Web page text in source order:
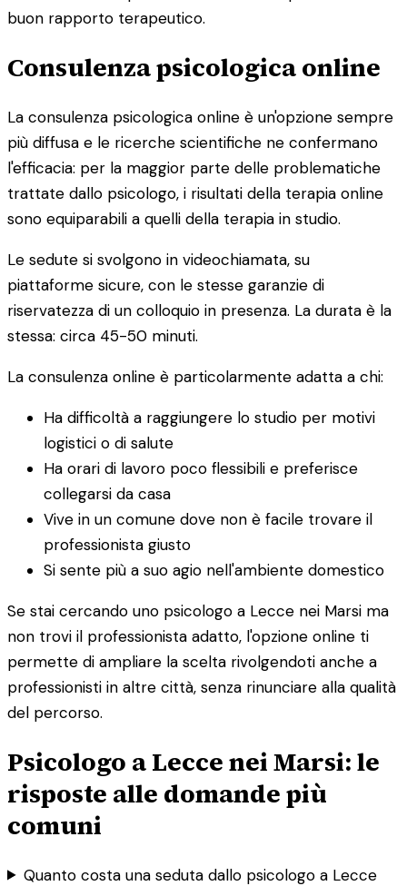
buon rapporto terapeutico.
Consulenza psicologica online
La consulenza psicologica online è un'opzione sempre
più diffusa e le ricerche scientifiche ne confermano
l'efficacia: per la maggior parte delle problematiche
trattate dallo psicologo, i risultati della terapia online
sono equiparabili a quelli della terapia in studio.
Le sedute si svolgono in videochiamata, su
piattaforme sicure, con le stesse garanzie di
riservatezza di un colloquio in presenza. La durata è la
stessa: circa 45-50 minuti.
La consulenza online è particolarmente adatta a chi:
Ha difficoltà a raggiungere lo studio per motivi
logistici o di salute
Ha orari di lavoro poco flessibili e preferisce
collegarsi da casa
Vive in un comune dove non è facile trovare il
professionista giusto
Si sente più a suo agio nell'ambiente domestico
Se stai cercando uno psicologo a Lecce nei Marsi ma
non trovi il professionista adatto, l'opzione online ti
permette di ampliare la scelta rivolgendoti anche a
professionisti in altre città, senza rinunciare alla qualità
del percorso.
Psicologo a Lecce nei Marsi: le
risposte alle domande più
comuni
Quanto costa una seduta dallo psicologo a Lecce